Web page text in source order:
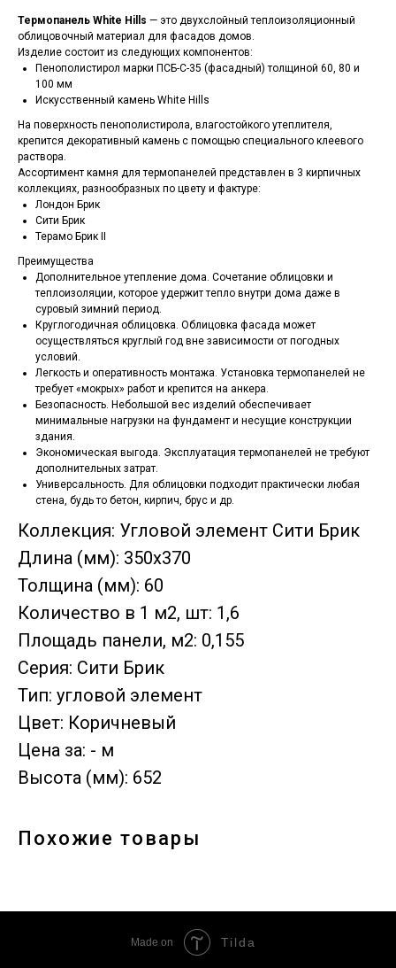
Термопанель White Hills — это двухслойный теплоизоляционный
облицовочный материал для фасадов домов.
Изделие состоит из следующих компонентов:
Пенополистирол марки ПСБ-С-35 (фасадный) толщиной 60, 80 и
100 мм
Искусственный камень White Hills
На поверхность пенополистирола, влагостойкого утеплителя,
крепится декоративный камень с помощью специального клеевого
раствора.
Ассортимент камня для термопанелей представлен в 3 кирпичных
коллекциях, разнообразных по цвету и фактуре:
Лондон Брик
Сити Брик
Терамо Брик II
Преимущества
Дополнительное утепление дома. Сочетание облицовки и
теплоизоляции, которое удержит тепло внутри дома даже в
суровый зимний период.
Круглогодичная облицовка. Облицовка фасада может
осуществляться круглый год вне зависимости от погодных
условий.
Легкость и оперативность монтажа. Установка термопанелей не
требует «мокрых» работ и крепится на анкера.
Безопасность. Небольшой вес изделий обеспечивает
минимальные нагрузки на фундамент и несущие конструкции
здания.
Экономическая выгода. Эксплуатация термопанелей не требуют
дополнительных затрат.
Универсальность. Для облицовки подходит практически любая
стена, будь то бетон, кирпич, брус и др.
Коллекция: Угловой элемент Сити Брик
Длина (мм): 350х370
Толщина (мм): 60
Количество в 1 м2, шт: 1,6
Площадь панели, м2: 0,155
Серия: Сити Брик
Тип: угловой элемент
Цвет: Коричневый
Цена за: - м
Высота (мм): 652
Похожие товары
Made on Tilda